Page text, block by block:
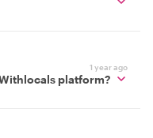
1 year ago
platform?